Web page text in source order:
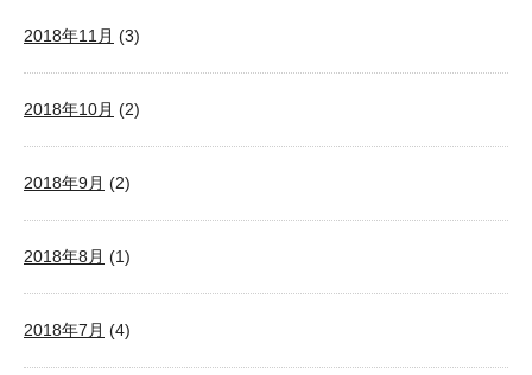
2018年11月 (3)
2018年10月 (2)
2018年9月 (2)
2018年8月 (1)
2018年7月 (4)